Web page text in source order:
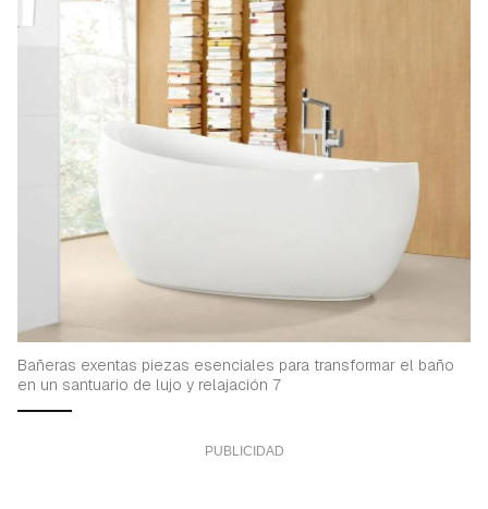
Bañeras exentas piezas esenciales para transformar el baño
en un santuario de lujo y relajación 7